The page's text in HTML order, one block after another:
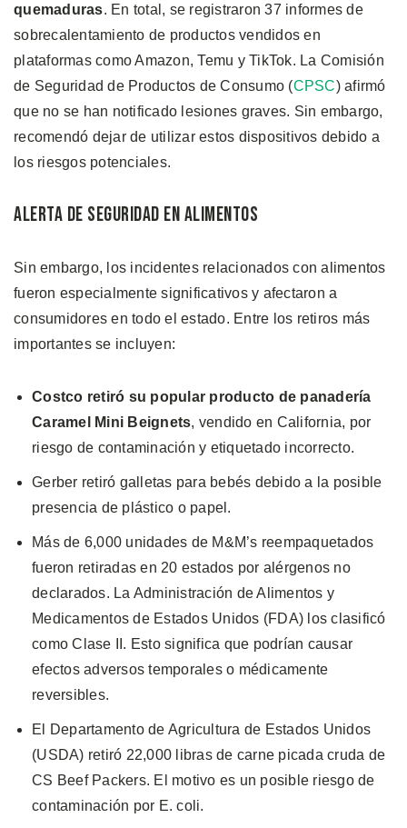
quemaduras. En total, se registraron 37 informes de
sobrecalentamiento de productos vendidos en
plataformas como Amazon, Temu y TikTok. La Comisión
de Seguridad de Productos de Consumo (CPSC) afirmó
que no se han notificado lesiones graves. Sin embargo,
recomendó dejar de utilizar estos dispositivos debido a
los riesgos potenciales.
Alerta de Seguridad en Alimentos
Sin embargo, los incidentes relacionados con alimentos
fueron especialmente significativos y afectaron a
consumidores en todo el estado. Entre los retiros más
importantes se incluyen:
Costco retiró su popular producto de panadería
Caramel Mini Beignets, vendido en California, por
riesgo de contaminación y etiquetado incorrecto.
Gerber retiró galletas para bebés debido a la posible
presencia de plástico o papel.
Más de 6,000 unidades de M&M’s reempaquetados
fueron retiradas en 20 estados por alérgenos no
declarados. La Administración de Alimentos y
Medicamentos de Estados Unidos (FDA) los clasificó
como Clase II. Esto significa que podrían causar
efectos adversos temporales o médicamente
reversibles.
El Departamento de Agricultura de Estados Unidos
(USDA) retiró 22,000 libras de carne picada cruda de
CS Beef Packers. El motivo es un posible riesgo de
contaminación por E. coli.